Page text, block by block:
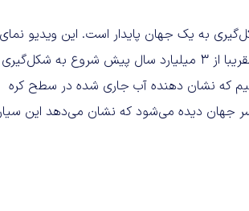
به یک جهان پایدار است. این ویدیو نمای
مسطحی از زمین را به نمایش می‌گذارد و نشان می‌دهد که لایه‌های زمین تقریبا از ۳ میلیارد سال پیش شروع به شکل‌گیری
که نشان‌ دهنده آب جاری شده در سطح کره
جهان دیده می‌شود که نشان می‌دهد این